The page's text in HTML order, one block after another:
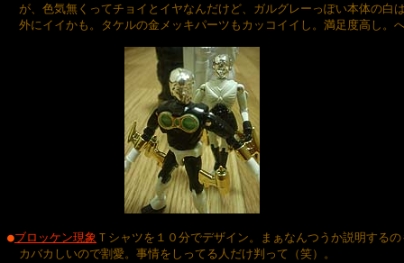
が、色気無くってチョイとイヤなんだけど、ガルグレーっぽい本体の白
外にイイかも。タケルの金メッキパーツもカッコイイし。満足度高し。
●ブロッケン現象 Ｔシャツを１０分でデザイン。まぁなんつうか説明するの
カバカしいので割愛。事情をしってる人だけ判って（笑）。